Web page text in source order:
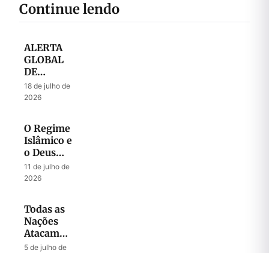
Continue lendo
ALERTA
GLOBAL
DE
ORAÇÃO
– Julho
18 de julho de
2026
O Regime
Islâmico e
o Deus
que
Liberta
11 de julho de
2026
Todas as
Nações
Atacam
Jerusalém
5 de julho de